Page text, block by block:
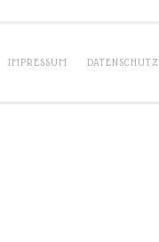
IMPRESSUM DATENSCHUTZ